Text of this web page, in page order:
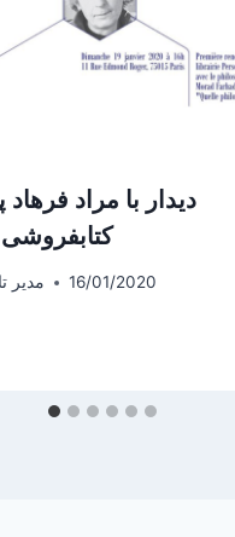
دیدار با مراد فرهاد
کتابفروشی
مدیر 16/01/2020